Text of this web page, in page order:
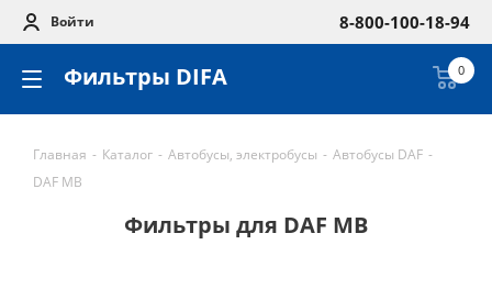
Войти 8-800-100-18-94
Фильтры DIFA 0
Главная - Каталог - Автобусы, электробусы - Автобусы DAF -
DAF MB
Фильтры для DAF MB